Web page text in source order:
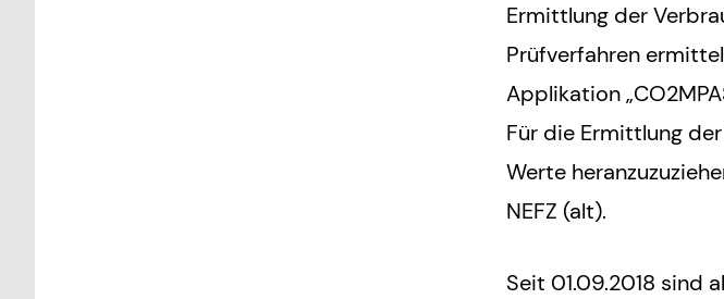
Ermittlung der
Prüfverfahren
Applikation
Für die Ermittlung
Werte
NEFZ (alt).
Seit 01.09.2018 sind